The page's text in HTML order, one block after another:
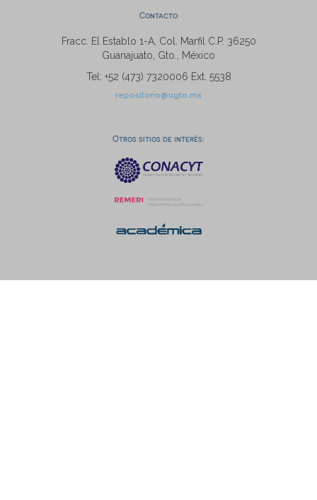
Contacto
Fracc. El Establo 1-A, Col. Marfil C.P. 36250
Guanajuato, Gto., México
Tel: +52 (473) 7320006 Ext. 5538
repositorio@ugto.mx
Otros sitios de interés: